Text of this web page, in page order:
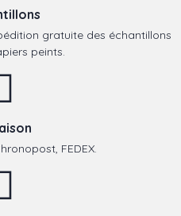
gratuite des échantillons
peints.
FEDEX.